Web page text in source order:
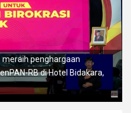
meraih penghargaan
RB di Hotel Bidakara,